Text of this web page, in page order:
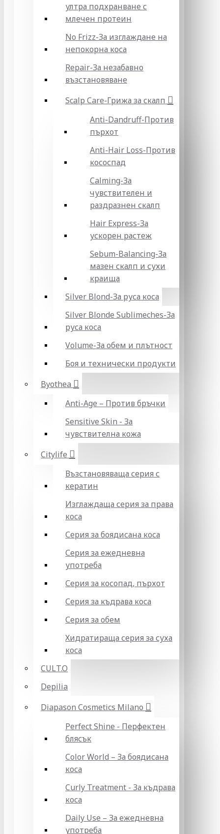
ултра подхранване с
млечен протеин
No Frizz-За изглаждане на
непокорна коса
Repair-За незабавно
възстановяване
Scalp Care-Грижа за скалп
Anti-Dandruff-Против
пърхот
Anti-Hair Loss-Против
кососпад
Calming-За
чувствителен и
раздразнен скалп
Hair Express-За
ускорен растеж
Sebum-Balancing-За
мазен скалп и сухи
краища
Silver Blond-За руса коса
Silver Blonde Sublіmeches-За
руса коса
Volume-За обем и плътност
Боя и технически продукти
Byothea
Anti-Age – Против бръчки
Sensitive Skin - За
чувствителна кожа
Citylife
Възстановяваща серия с
кератин
Изглаждаща серия за права
коса
Серия за боядисана коса
Серия за ежедневна
употреба
Серия за косопад, пърхот
Серия за къдрава коса
Серия за обем
Хидратираща серия за суха
коса
CULT.O
Depilia
Diapason Cosmetics Milano
Perfect Shine - Перфектен
блясък
Color World – За боядисана
коса
Curly Treatment - За къдрава
коса
Daily Use – За ежедневна
употреба